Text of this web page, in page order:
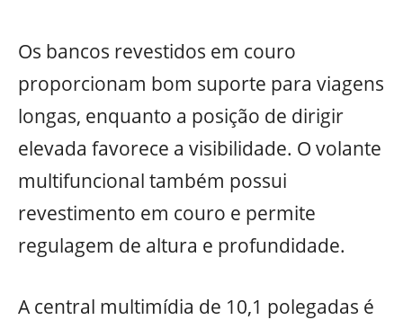
Os bancos revestidos em couro
proporcionam bom suporte para viagens
longas, enquanto a posição de dirigir
elevada favorece a visibilidade. O volante
multifuncional também possui
revestimento em couro e permite
regulagem de altura e profundidade.
A central multimídia de 10,1 polegadas é